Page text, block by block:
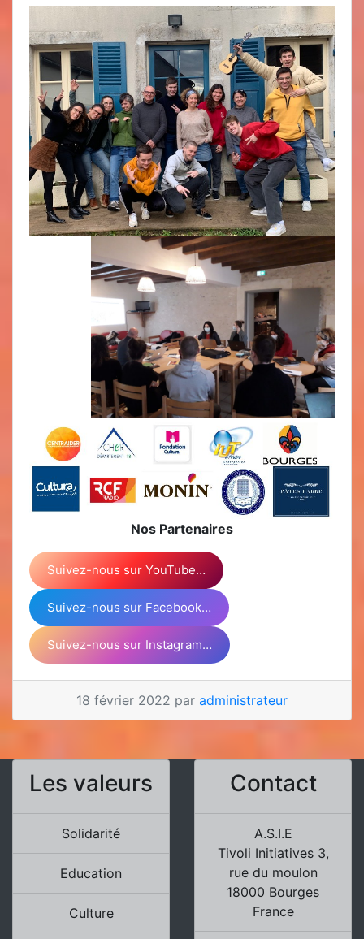
Nos Partenaires
Suivez-nous sur YouTube…
Suivez-nous sur Facebook…
Suivez-nous sur Instagram…
18 février 2022 par administrateur
Les valeurs
Solidarité
Education
Culture
Contact
A.S.I.E
Tivoli Initiatives 3,
rue du moulon
18000 Bourges
France